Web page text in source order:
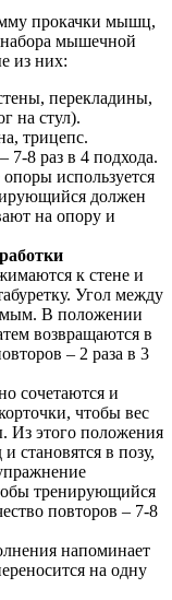
прокачки мышц,
набора мышечной
из них:
перекладины,
на стул).
трицепс.
7-8 раз в 4 подхода.
опоры используется
должен
на опору и
к стене и
Угол между
В положении
возвращаются в
– 2 раза в 3
сочетаются и
чтобы вес
Из этого положения
становятся в позу,
тренирующийся
повторов – 7-8
напоминает
на одну